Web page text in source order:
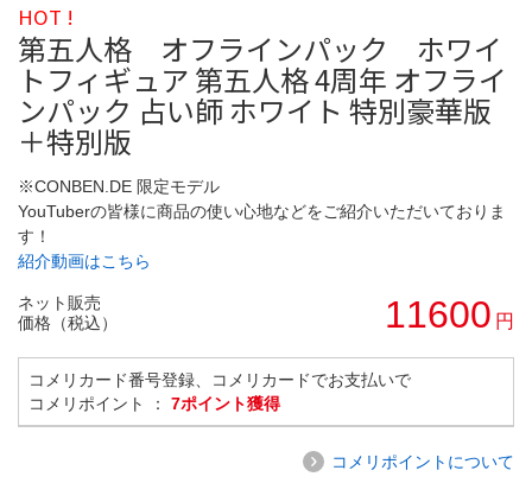
HOT !
第五人格 オフラインパック ホワイ
トフィギュア 第五人格 4周年 オフライ
ンパック 占い師 ホワイト 特別豪華版
＋特別版
※CONBEN.DE 限定モデル
YouTuberの皆様に商品の使い心地などをご紹介いただいておりま
す！
紹介動画はこちら
ネット販売
価格（税込）
11600 円
コメリカード番号登録、コメリカードでお支払いで
コメリポイント ： 7ポイント獲得
コメリポイントについて